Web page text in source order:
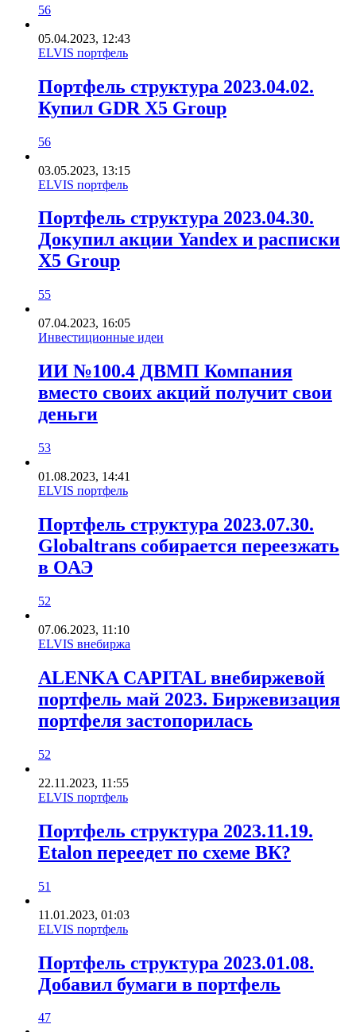
56
05.04.2023, 12:43
ELVIS портфель
Портфель структура 2023.04.02.
Купил GDR X5 Group
56
03.05.2023, 13:15
ELVIS портфель
Портфель структура 2023.04.30.
Докупил акции Yandex и расписки
X5 Group
55
07.04.2023, 16:05
Инвестиционные идеи
ИИ №100.4 ДВМП Компания
вместо своих акций получит свои
деньги
53
01.08.2023, 14:41
ELVIS портфель
Портфель структура 2023.07.30.
Globaltrans собирается переезжать
в ОАЭ
52
07.06.2023, 11:10
ELVIS внебиржа
ALENKA CAPITAL внебиржевой
портфель май 2023. Биржевизация
портфеля застопорилась
52
22.11.2023, 11:55
ELVIS портфель
Портфель структура 2023.11.19.
Etalon переедет по схеме ВК?
51
11.01.2023, 01:03
ELVIS портфель
Портфель структура 2023.01.08.
Добавил бумаги в портфель
47